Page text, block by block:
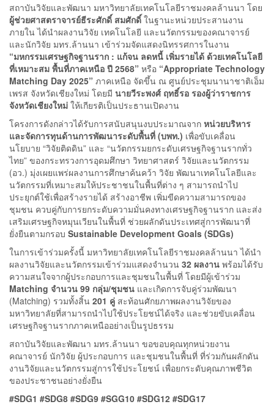
สถาบันวิจัยและพัฒนา มหาวิทยาลัยเทคโนโลยีราชมงคลล้านนา โดย
ผู้ช่วยศาสตราจารย์ธีระศักดิ์ สมศักดิ์ ในฐานะหน่วยประสานงาน
ภายใน ได้นำผลงานวิจัย เทคโนโลยี และนวัตกรรมของคณาจารย์
และนักวิจัย มทร.ล้านนา เข้าร่วมจัดแสดงนิทรรศการในงาน
“มหกรรมเศรษฐกิจฐานราก : แก้จน ลดหนี้ เพิ่มรายได้ ด้วยเทคโนโลยี
ที่เหมาะสม พื้นที่ภาคเหนือ ปี 2568” หรือ “Appropriate Technology
Matching Day 2025” ภาคเหนือ จัดขึ้น ณ ศูนย์ประชุมนานาชาติเอ็ม
เพรส จังหวัดเชียงใหม่ โดยมี นายวีระพงศ์ ฤทธิ์รอ รองผู้ว่าราชการ
จังหวัดเชียงใหม่ ให้เกียรติเป็นประธานเปิดงาน
โครงการดังกล่าวได้รับการสนับสนุนงบประมาณจาก หน่วยบริหาร
และจัดการทุนด้านการพัฒนาระดับพื้นที่ (บพท.) เพื่อขับเคลื่อน
นโยบาย “วิจัยติดดิน” และ “นวัตกรรมยกระดับเศรษฐกิจฐานรากทั่ว
ไทย” ของกระทรวงการอุดมศึกษา วิทยาศาสตร์ วิจัยและนวัตกรรม
(อว.) มุ่งเผยแพร่ผลงานการศึกษาค้นคว้า วิจัย พัฒนาเทคโนโลยีและ
นวัตกรรมที่เหมาะสมให้ประชาชนในพื้นที่ต่าง ๆ สามารถนำไป
ประยุกต์ใช้เพื่อสร้างรายได้ สร้างอาชีพ เพิ่มขีดความสามารถของ
ชุมชน ควบคู่กับการยกระดับความมั่นคงทางเศรษฐกิจฐานราก และส่ง
เสริมเศรษฐกิจหมุนเวียนในพื้นที่ ช่วยผลักดันประเทศสู่การพัฒนาที่
ยั่งยืนตามกรอบ Sustainable Development Goals (SDGs)
ในการเข้าร่วมครั้งนี้ มหาวิทยาลัยเทคโนโลยีราชมงคลล้านนา ได้นำ
ผลงานวิจัยและนวัตกรรมเข้าร่วมแสดงจำนวน 32 ผลงาน พร้อมได้รับ
ความสนใจจากผู้ประกอบการและชุมชนในพื้นที่ โดยมีผู้เข้าร่วม
Matching จำนวน 99 กลุ่ม/ชุมชน และเกิดการจับคู่ร่วมพัฒนา
(Matching) รวมทั้งสิ้น 201 คู่ สะท้อนศักยภาพผลงานวิจัยของ
มหาวิทยาลัยที่สามารถนำไปใช้ประโยชน์ได้จริง และช่วยขับเคลื่อน
เศรษฐกิจฐานรากภาคเหนืออย่างเป็นรูปธรรม
สถาบันวิจัยและพัฒนา มทร.ล้านนา ขอขอบคุณทุกหน่วยงาน
คณาจารย์ นักวิจัย ผู้ประกอบการ และชุมชนในพื้นที่ ที่ร่วมกันผลักดัน
งานวิจัยและนวัตกรรมสู่การใช้ประโยชน์ เพื่อยกระดับคุณภาพชีวิต
ของประชาชนอย่างยั่งยืน
#SDG1 #SDG8 #SDG9 #SGG10 #SDG12 #SDG17